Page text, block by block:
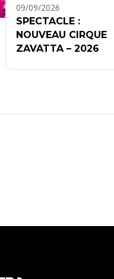
09/09/2026
SPECTACLE :
NOUVEAU CIRQUE
ZAVATTA – 2026